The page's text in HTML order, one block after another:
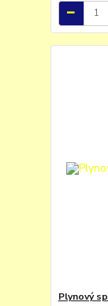
Plynový